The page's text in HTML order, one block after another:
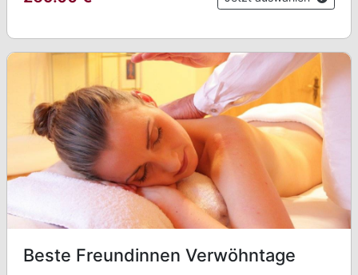
Beste Freundinnen Verwöhntage